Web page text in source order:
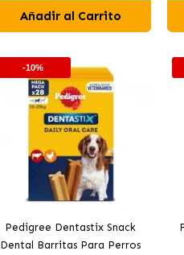
Añadir al Carrito
-10%
Pedigree Dentastix Snack
Dental Barritas Para Perros